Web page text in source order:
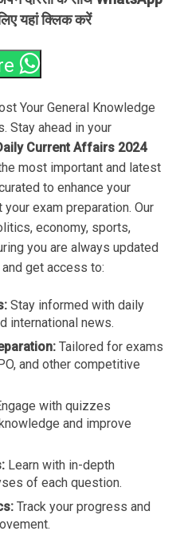
यहां क्लिक करें
Your General Knowledge
Stay ahead in your
Current Affairs 2024
most important and latest
to enhance your
exam preparation. Our
economy, sports,
you are always updated
get access to:
Stay informed with daily
international news.
Tailored for exams
and other competitive
with quizzes
and improve
Learn with in-depth
of each question.
Track your progress and